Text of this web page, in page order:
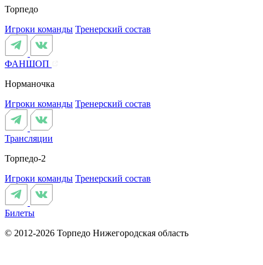
Торпедо
Игроки команды Тренерский состав
ФАНШОП
Норманочка
Игроки команды Тренерский состав
Трансляции
Торпедо-2
Игроки команды Тренерский состав
Билеты
© 2012-2026 Торпедо Нижегородская область